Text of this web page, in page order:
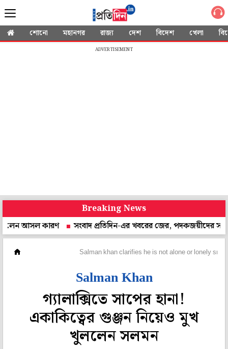
শোনো মহানগর রাজ্য দেশ বিদেশ খেলা
ADVERTISEMENT
Breaking News
কারণ
সংবাদ প্রতিদিন-এর খবরের জের, পদকজয়ীদের সংবর্ধনা
Salman khan clarifies he is not alone or lonely
Salman Khan
গ্যালাক্সিতে সাপের হানা!
একাকিত্বের গুঞ্জন নিয়েও মুখ
খুললেন সলমন